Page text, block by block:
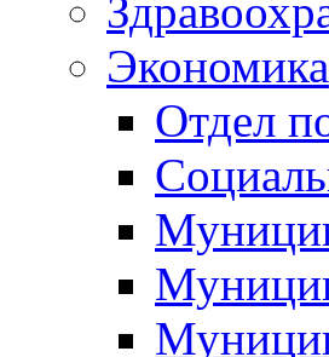
Экономика
Отдел